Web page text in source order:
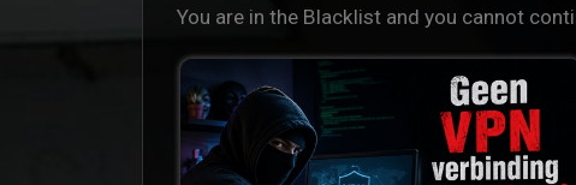
You are in the Blacklist and you cannot